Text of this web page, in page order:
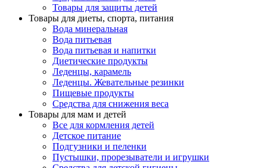
Товары для защиты детей
Товары для диеты, спорта, питания
Вода минеральная
Вода питьевая
Вода питьевая и напитки
Диетические продукты
Леденцы, карамель
Леденцы. Жевательные резинки
Пищевые продукты
Средства для снижения веса
Товары для мам и детей
Все для кормления детей
Детское питание
Подгузники и пеленки
Пустышки, прорезыватели и игрушки